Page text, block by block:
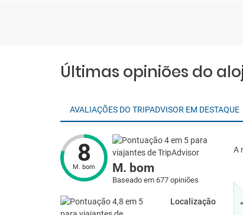
Últimas opiniões do
AVALIAÇÕES DO TRIPADVISOR EM DESTAQUE
8
M. bom M. bom
Baseado em 677 opiniões
Localização
A